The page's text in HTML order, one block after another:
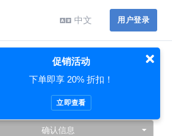
中文 用户登录
出现了问题…
确认信息
促销活动
下单即享 20% 折扣！
立即查看